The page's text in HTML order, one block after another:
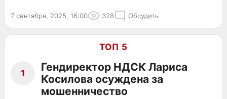
7 сентября, 2025, 16:00 328 Обсудить
ТОП 5
1
Гендиректор НДСК Лариса
Косилова осуждена за
мошенничество